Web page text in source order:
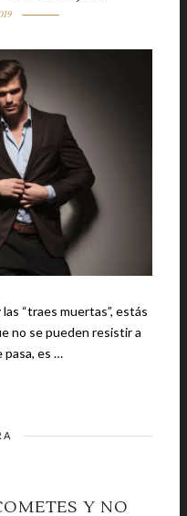
“traes muertas”, estás
no se pueden resistir a
eso no te pasa, es …
Y NO